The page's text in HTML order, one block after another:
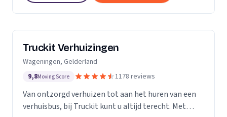
Truckit Verhuizingen
Wageningen, Gelderland
9,8Moving Score 1178 reviews
Van ontzorgd verhuizen tot aan het huren van een
verhuisbus, bij Truckit kunt u altijd terecht. Met